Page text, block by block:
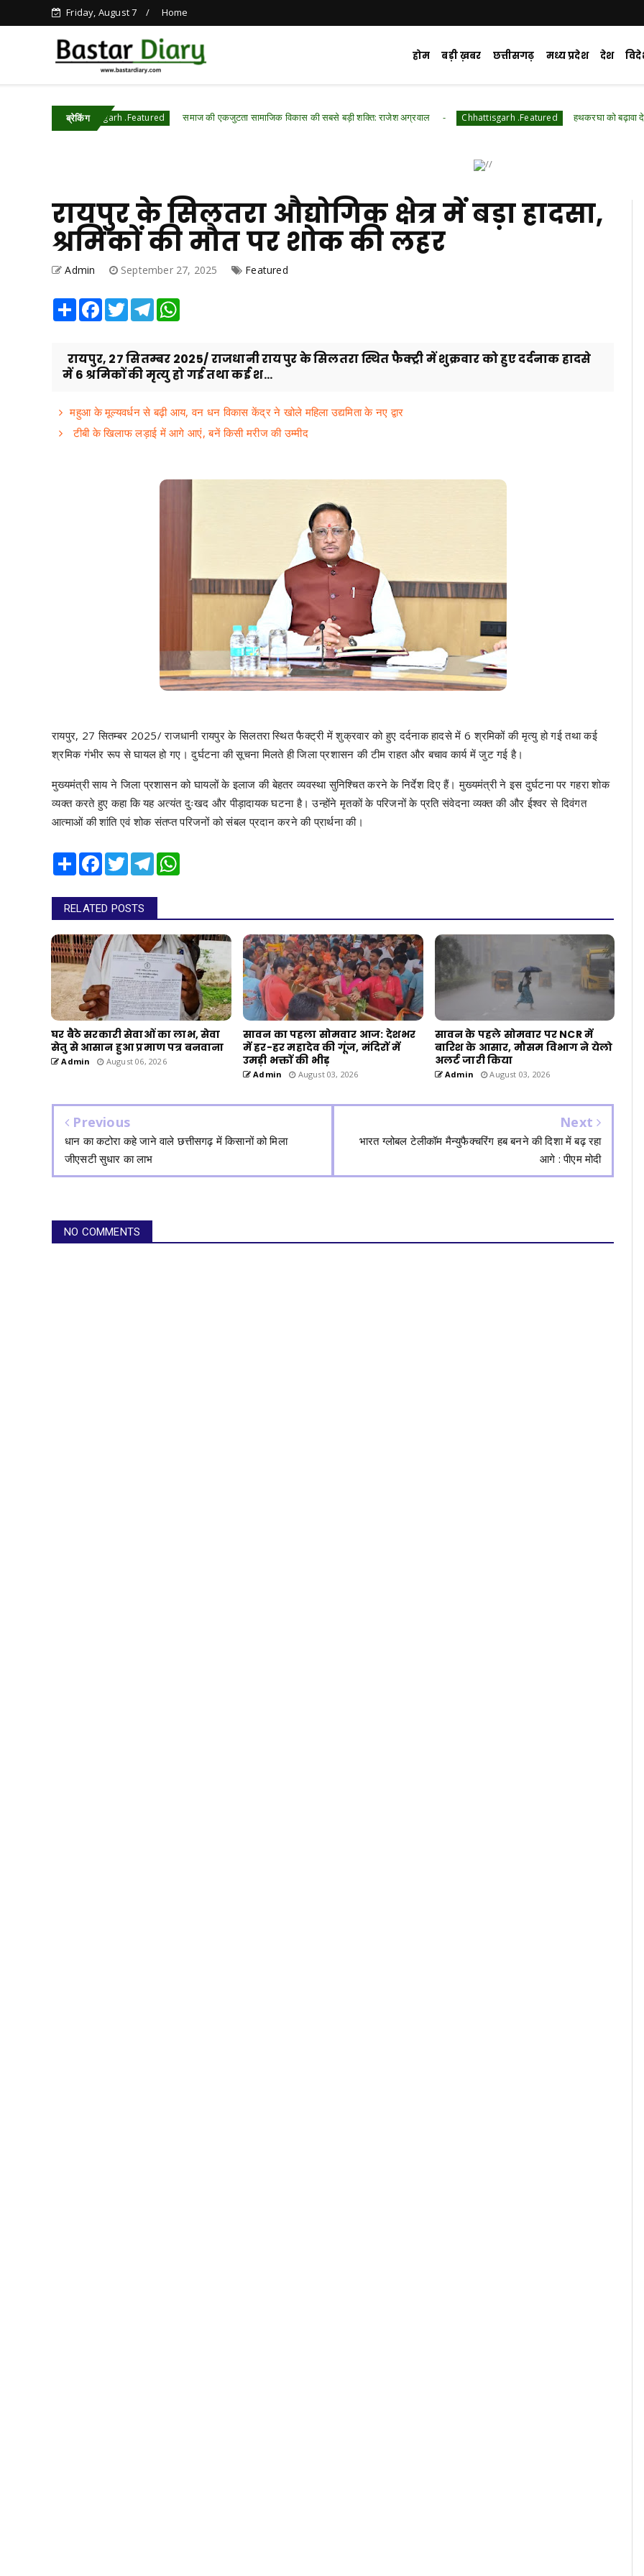
Friday, August 7 Home
होम बड़ी ख़बर छत्तीसगढ़ मध्य प्रदेश देश
ब्रेकिंग
Chhattisgarh .Featured समाज की एकजुटता सामाजिक विकास की सबसे बड़ी शक्ति: राजेश अग्रवाल Chhattisgarh .Featured हथकरघा को बढ़ावा देने की अपील,
रायपुर के सिलतरा औद्योगिक क्षेत्र में बड़ा हादसा,
श्रमिकों की मौत पर शोक की लहर
Admin September 27, 2025 Featured
Share Facebook
TwitterTelegram
रायपुर, 27 सितम्बर 2025/ राजधानी रायपुर के सिलतरा स्थित फैक्ट्री में शुक्रवार को हुए दर्दनाक हादसे
में 6 श्रमिकों की मृत्यु हो गई तथा कई श...
महुआ के मूल्यवर्धन से बढ़ी आय, वन धन विकास केंद्र ने खोले महिला उद्यमिता के नए द्वार
टीबी के खिलाफ लड़ाई में आगे आएं, बनें किसी मरीज की उम्मीद
रायपुर, 27 सितम्बर 2025/ राजधानी रायपुर के सिलतरा स्थित फैक्ट्री में शुक्रवार को हुए दर्दनाक हादसे में 6 श्रमिकों की मृत्यु हो गई तथा कई
श्रमिक गंभीर रूप से घायल हो गए। दुर्घटना की सूचना मिलते ही जिला प्रशासन की टीम राहत और बचाव कार्य में जुट गई है।
मुख्यमंत्री साय ने जिला प्रशासन को घायलों के इलाज की बेहतर व्यवस्था सुनिश्चित करने के निर्देश दिए हैं। मुख्यमंत्री ने इस दुर्घटना पर गहरा शोक
व्यक्त करते हुए कहा कि यह अत्यंत दुःखद और पीड़ादायक घटना है। उन्होंने मृतकों के परिजनों के प्रति संवेदना व्यक्त की और ईश्वर से दिवंगत
आत्माओं की शांति एवं शोक संतप्त परिजनों को संबल प्रदान करने की प्रार्थना की।
Share Facebook
TwitterTelegram
RELATED POSTS
घर बैठे सरकारी सेवाओं का लाभ, सेवा
सेतु से आसान हुआ प्रमाण पत्र बनवाना
Admin August 06, 2026
सावन का पहला सोमवार आज: देशभर
में हर-हर महादेव की गूंज, मंदिरों में
उमड़ी भक्तों की भीड़
Admin August 03, 2026
सावन के पहले सोमवार पर NCR में
बारिश के आसार, मौसम विभाग ने येलो
अलर्ट जारी किया
Admin August 03, 2026
Previous
धान का कटोरा कहे जाने वाले छत्तीसगढ़ में किसानों को मिला
जीएसटी सुधार का लाभ
Next
भारत ग्लोबल टेलीकॉम मैन्युफैक्चरिंग हब बनने की दिशा में बढ़ रहा
आगे : पीएम मोदी
NO COMMENTS